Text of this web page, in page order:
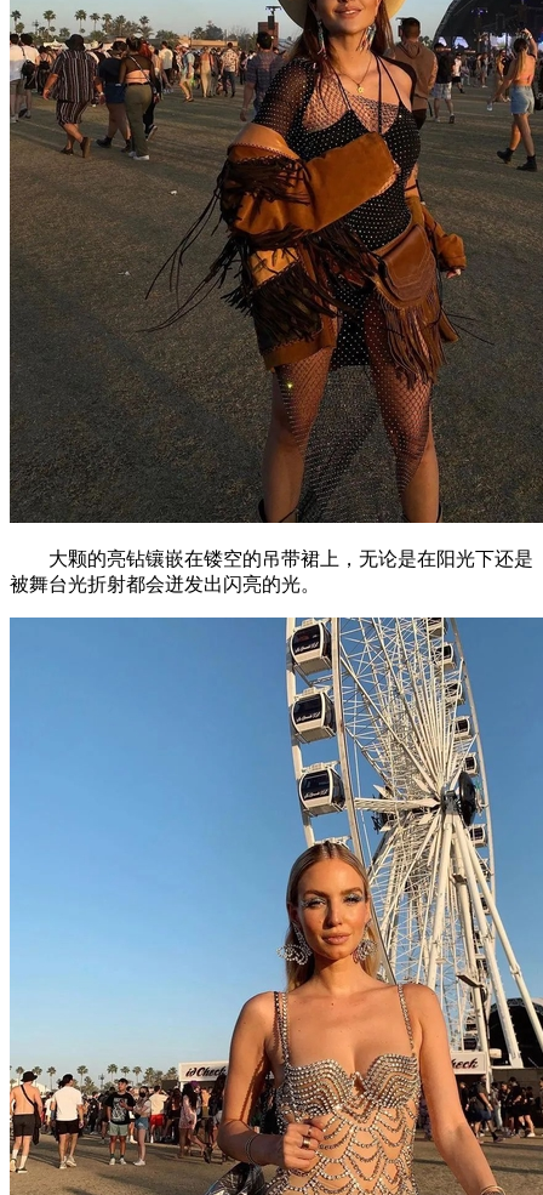
大颗的亮钻镶嵌在镂空的吊带裙上，无论是在阳光下还是
被舞台光折射都会迸发出闪亮的光。